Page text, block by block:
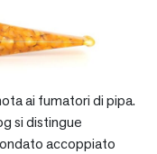
ai fumatori di pipa.
si distingue
accoppiato